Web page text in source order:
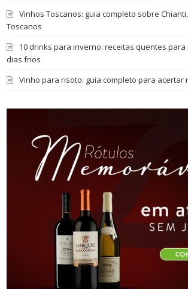
Vinhos Toscanos: guia completo sobre
Toscanos
10 drinks para inverno: receitas quentes
dias frios
Vinho para risoto: guia completo para acertar